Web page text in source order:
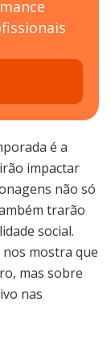
é a
impactar
não só
trarão
social.
mostra que
mas sobre
nas